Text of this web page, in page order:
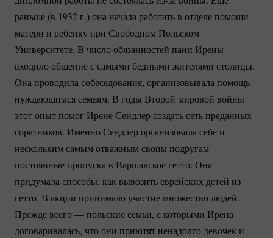
раньше (в 1932 г.) она начала работать в отделе помощи
матери и ребенку при Свободном Польском
Университете. В число обязанностей пани Ирены
входило общение с самыми бедными жителями столицы.
Она проводила собеседования, организовывала помощь
нуждающимся семьям. В годы Второй мировой войны
этот опыт помог Ирене Сендлер создать сеть преданных
соратников. Именно Сендлер организовала себе и
нескольким самым отважным своим подругам
постоянные пропуска в Варшавское гетто. Она
придумала способы, как вывозить еврейских детей из
гетто. В акции принимало участие множество людей.
Прежде всего — польские семьи, с которыми Ирена
договаривалась, что они приютят ненадолго девочек и